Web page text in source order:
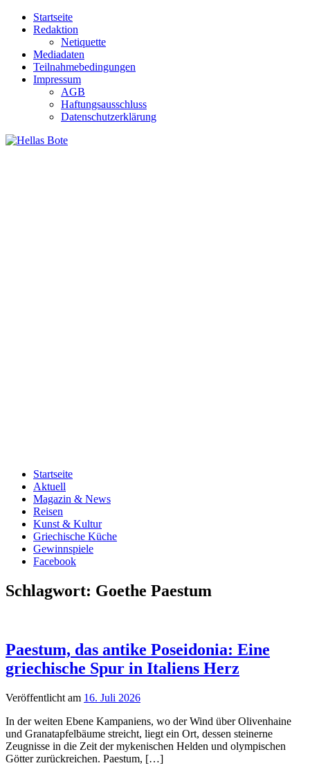
Zum
Inhalt
Startseite
Redaktion
Netiquette
Mediadaten
Teilnahmebedingungen
Impressum
AGB
Haftungsausschluss
Datenschutzerklärung
Startseite
Aktuell
Magazin & News
Reisen
Kunst & Kultur
Griechische Küche
Gewinnspiele
Facebook
Schlagwort: Goethe Paestum
Paestum, das antike Poseidonia: Eine
griechische Spur in Italiens Herz
Veröffentlicht am 16. Juli 2026
In der weiten Ebene Kampaniens, wo der Wind über Olivenhaine
und Granatapfelbäume streicht, liegt ein Ort, dessen steinerne
Zeugnisse in die Zeit der mykenischen Helden und olympischen
Götter zurückreichen. Paestum, […]